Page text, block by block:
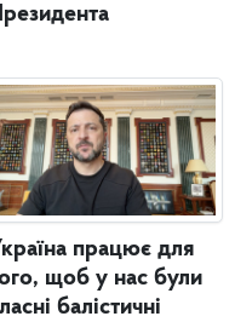
працює для
щоб у нас були
балістичні